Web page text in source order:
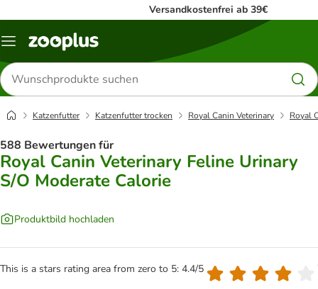
Versandkostenfrei ab 39€
Menü
Produkte
suchen
Katzenfutter Katzenfutter trocken Royal Canin Veterinary Royal
588 Bewertungen für
Royal Canin Veterinary Feline Urinary
S/O Moderate Calorie
Produktbild hochladen
This is a stars rating area from zero to 5: 4.4/5